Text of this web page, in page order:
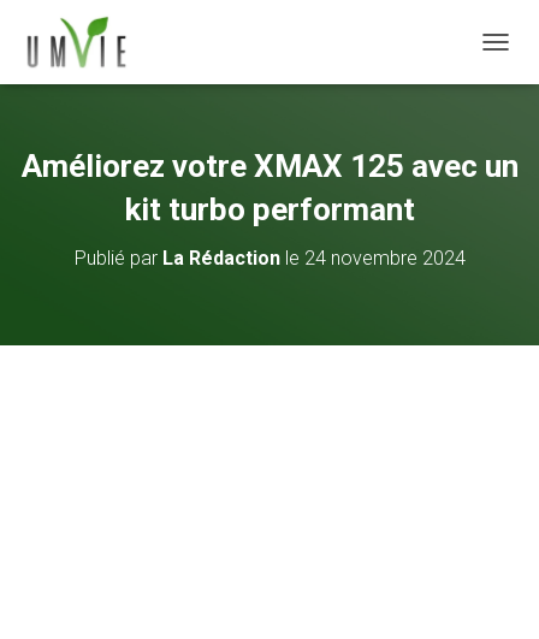
Améliorez votre XMAX 125 avec un
kit turbo performant
Publié par La Rédactionle 24 novembre 2024